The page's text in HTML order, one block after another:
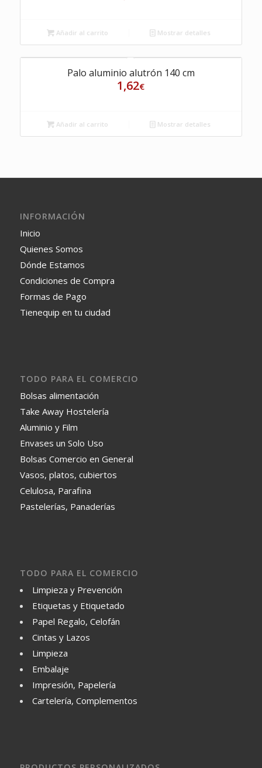
Añadir al carrito Mostrar detalles
Palo aluminio alutrón 140 cm
1,62€
Añadir al carrito Mostrar detalles
INFORMACIÓN
Inicio
Quienes Somos
Dónde Estamos
Condiciones de Compra
Formas de Pago
Tienequip en tu ciudad
TODO PARA EL COMERCIO
Bolsas alimentación
Take Away Hostelería
Aluminio y Film
Envases un Solo Uso
Bolsas Comercio en General
Vasos, platos, cubiertos
Celulosa, Parafina
Pastelerías, Panaderías
TODO PARA EL COMERCIO
Limpieza y Prevención
Etiquetas y Etiquetado
Papel Regalo, Celofán
Cintas y Lazos
Limpieza
Embalaje
Impresión, Papelería
Cartelería, Complementos